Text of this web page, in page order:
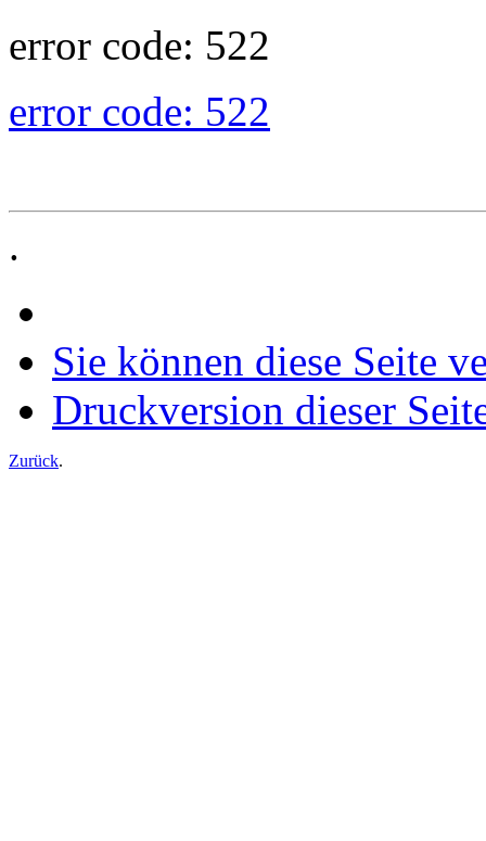
error code: 522
error code: 522
.
Sie können diese Seite
Druckversion dieser
Zurück.